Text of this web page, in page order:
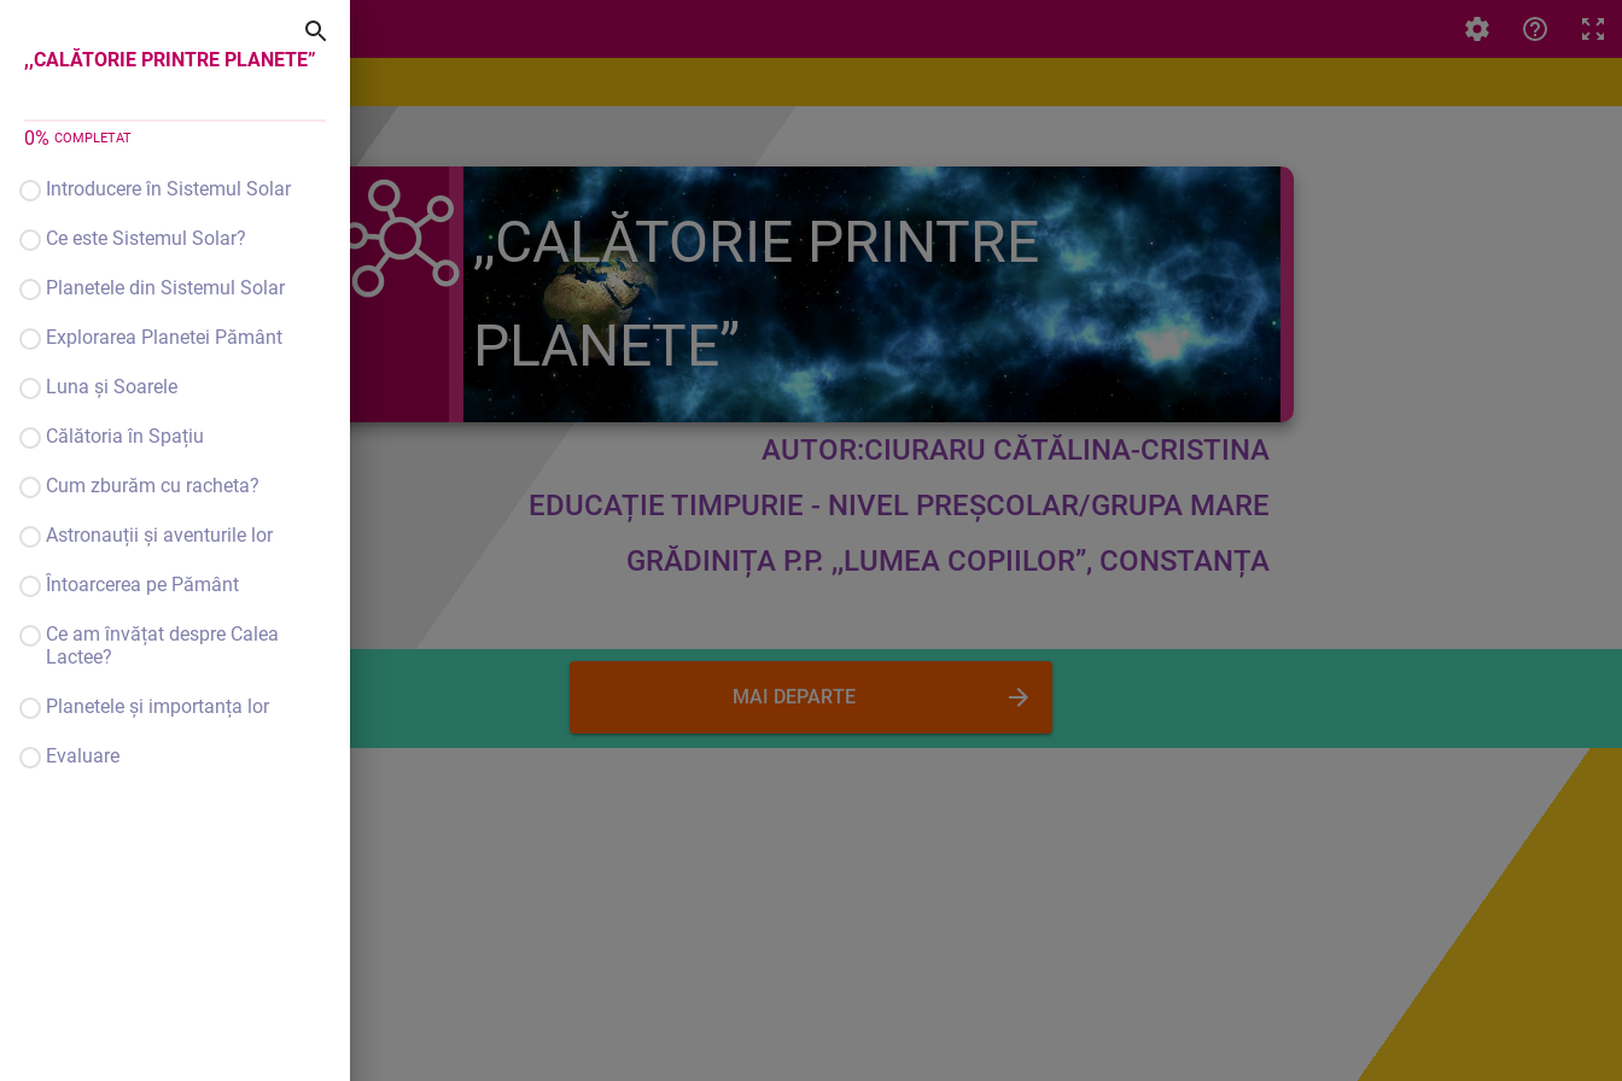
,,CALĂTORIE PRINTRE PLANETE”
0% COMPLETAT
Introducere în Sistemul Solar
Ce este Sistemul Solar?
Planetele din Sistemul Solar
Explorarea Planetei Pământ
Luna și Soarele
Călătoria în Spațiu
Cum zburăm cu racheta?
Astronauții și aventurile lor
Întoarcerea pe Pământ
Ce am învățat despre Calea
Lactee?
Planetele și importanța lor
Evaluare
,,CALĂTORIE PRINTRE PLANETE”
,,CALĂTORIE PRINTRE
PLANETE”
AUTOR:CIURARU CĂTĂLINA-CRISTINA
EDUCAȚIE TIMPURIE - NIVEL PREȘCOLAR/GRUPA MARE
GRĂDINIȚA P.P. ,,LUMEA COPIILOR”, CONSTANȚA
MAI DEPARTE